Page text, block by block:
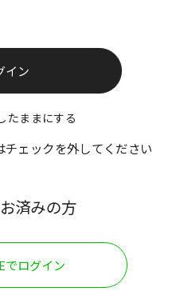
たままにする
ェックを外してください
済みの方
でログイン